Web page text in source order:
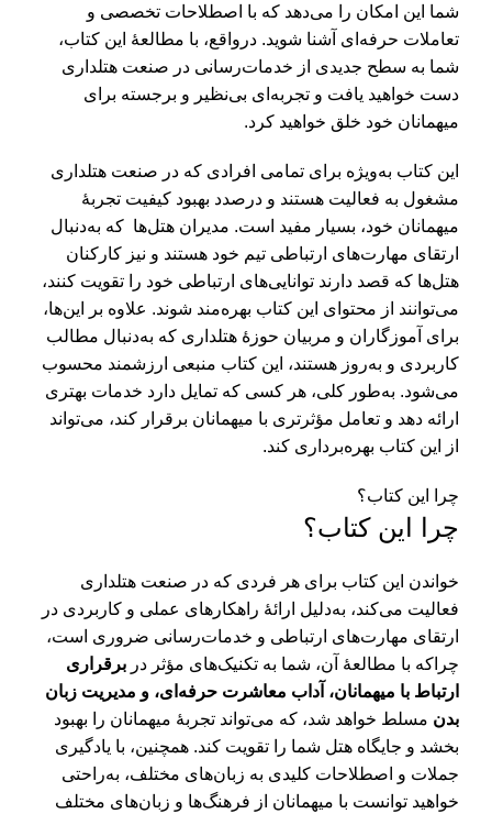
شما این امکان را می‌دهد که با اصطلاحات تخصصی و
تعاملات حرفه‌ای آشنا شوید. درواقع، با مطالعۀ این کتاب،
شما به سطح جدیدی از خدمات‌رسانی در صنعت هتلداری
دست خواهید یافت و تجربه‌ای بی‌نظیر و برجسته برای
میهمانان خود خلق خواهید کرد.
این کتاب به‌ویژه برای تمامی افرادی که در صنعت هتلداری
مشغول به فعالیت هستند و درصدد بهبود کیفیت تجربۀ
میهمانان خود، بسیار مفید است. مدیران هتل‌ها که به‌دنبال
ارتقای مهارت‌های ارتباطی تیم خود هستند و نیز کارکنان
هتل‌ها که قصد دارند توانایی‌های ارتباطی خود را تقویت کنند،
می‌توانند از محتوای این کتاب بهره‌مند شوند. علاوه بر این‌ها،
برای آموزگاران و مربیان حوزۀ هتلداری که به‌دنبال مطالب
کاربردی و به‌روز هستند، این کتاب منبعی ارزشمند محسوب
می‌شود. به‌طور کلی، هر کسی که تمایل دارد خدمات بهتری
ارائه دهد و تعامل مؤثرتری با میهمانان برقرار کند، می‌تواند
از این کتاب بهره‌برداری کند.
چرا این کتاب؟
چرا این کتاب؟
خواندن این کتاب برای هر فردی که در صنعت هتلداری
فعالیت می‌کند، به‌دلیل ارائۀ راهکارهای عملی و کاربردی در
ارتقای مهارت‌های ارتباطی و خدمات‌رسانی ضروری است،
چراکه با مطالعۀ آن، شما به تکنیک‌های مؤثر در برقراری
ارتباط با میهمانان، آداب معاشرت حرفه‌ای، و مدیریت زبان
بدن مسلط خواهد شد، که می‌تواند تجربۀ میهمانان را بهبود
بخشد و جایگاه هتل شما را تقویت کند. همچنین، با یادگیری
جملات و اصطلاحات کلیدی به زبان‌های مختلف، به‌راحتی
خواهید توانست با میهمانان از فرهنگ‌ها و زبان‌های مختلف